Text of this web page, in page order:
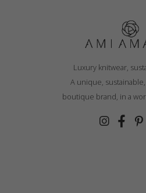
Luxury knitwear,
A unique,
boutique brand, in a